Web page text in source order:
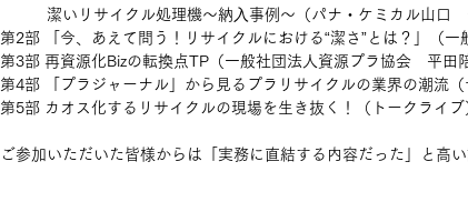
潔いリサイクル処理機〜納⼊事例〜（パナ・ケミカル山口　
第2部 「今、あえて問う！リサイクルにおける“潔さ”とは？」（一
第3部 再資源化Bizの転換点TP（一般社団法人資源プラ協会　平田
第4部 「プラジャーナル」から見るプラリサイクルの業界の潮流
第5部 カオス化するリサイクルの現場を生き抜く！（トークライブ
ご参加いただいた皆様からは「実務に直結する内容だった」と高